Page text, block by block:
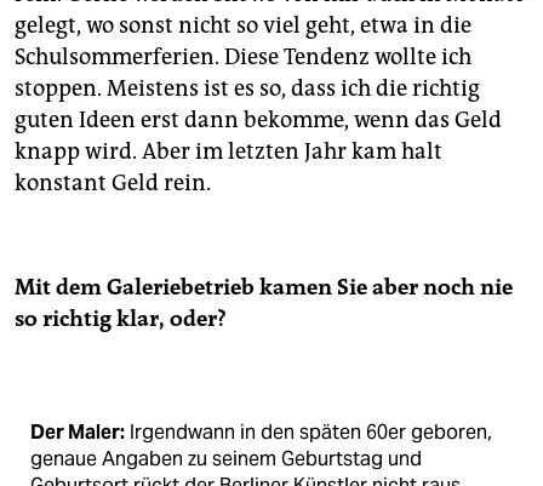
gelegt, wo sonst nicht so viel geht, etwa in die
Schulsommerferien. Diese Tendenz wollte ich
stoppen. Meistens ist es so, dass ich die richtig
guten Ideen erst dann bekomme, wenn das Geld
knapp wird. Aber im letzten Jahr kam halt
konstant Geld rein.
Mit dem Galeriebetrieb kamen Sie aber noch nie
so richtig klar, oder?
Der Maler: Irgendwann in den späten 60er geboren,
genaue Angaben zu seinem Geburtstag und